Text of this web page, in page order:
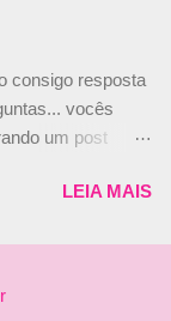
que a suposta
“O suposto 15%
que aquilo que
r...
tantos anos na
October 8,
consigo resposta
vocês
um post
Octeto. No meio
porque
menina ao lado
LEIA MAIS